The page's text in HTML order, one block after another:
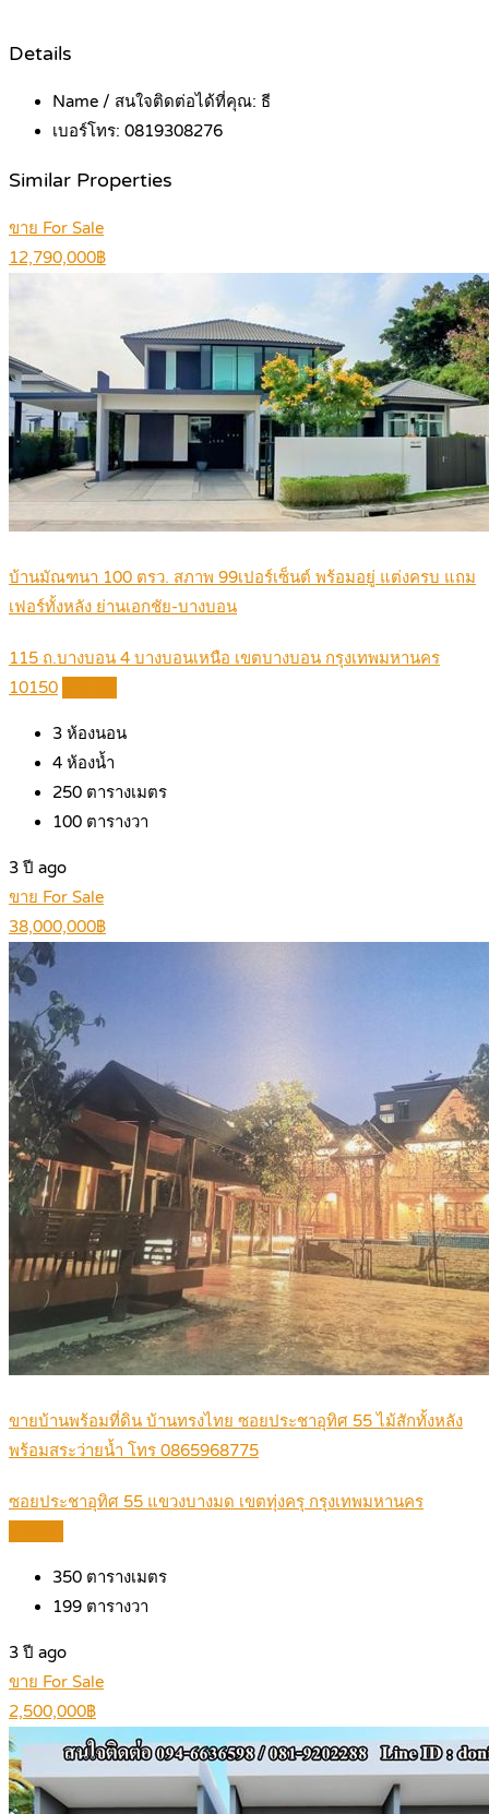
Details
Name / สนใจติดต่อได้ที่คุณ: ธี
เบอร์โทร: 0819308276
Similar Properties
ขาย For Sale
12,790,000฿
บ้านมัณฑนา 100 ตรว. สภาพ 99เปอร์เซ็นต์ พร้อมอยู่ แต่งครบ แถม
เฟอร์ทั้งหลัง ย่านเอกชัย-บางบอน
115 ถ.บางบอน 4 บางบอนเหนือ เขตบางบอน กรุงเทพมหานคร
10150
3 ห้องนอน
4 ห้องน้ำ
250 ตารางเมตร
100 ตารางวา
3 ปี ago
ขาย For Sale
38,000,000฿
ขายบ้านพร้อมที่ดิน บ้านทรงไทย ซอยประชาอุทิศ 55 ไม้สักทั้งหลัง
พร้อมสระว่ายน้ำ โทร 0865968775
ซอยประชาอุทิศ 55 แขวงบางมด เขตทุ่งครุ กรุงเทพมหานคร
350 ตารางเมตร
199 ตารางวา
3 ปี ago
ขาย For Sale
2,500,000฿